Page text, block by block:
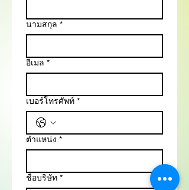
นามสกุล *
อีเมล *
เบอร์โทรศัพท์ *
ตำแหน่ง *
ชื่อบริษัท *